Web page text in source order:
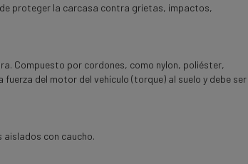
proteger la carcasa contra grietas, impactos,
Compuesto por cordones, como nylon, poliéster,
del motor del vehículo (torque) al suelo y debe ser
con caucho.